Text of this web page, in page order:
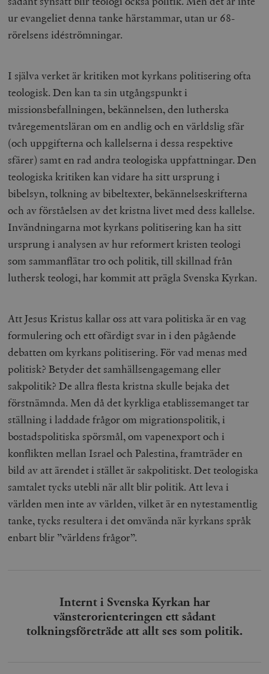
ur evangeliet denna tanke härstammar, utan ur 68-
rörelsens idéströmningar.
I själva verket är kritiken mot kyrkans politisering ofta
teologisk. Den kan ta sin utgångspunkt i
missionsbefallningen, bekännelsen, den lutherska
tvåregementsläran om en andlig och en världslig sfär
(och uppgifterna och kallelserna i dessa respektive
sfärer) samt en rad andra teologiska uppfattningar. Den
teologiska kritiken kan vidare ha sitt ursprung i
bibelsyn, tolkning av bibeltexter, bekännelseskrifterna
och av förståelsen av det kristna livet med dess kallelse.
Invändningarna mot kyrkans politisering kan ha sitt
ursprung i analysen av hur reformert kristen teologi
som sammanflätar tro och politik, till skillnad från
luthersk teologi, har kommit att prägla Svenska Kyrkan.
Att Jesus Kristus kallar oss att vara politiska är en vag
formulering och ett ofärdigt svar in i den pågående
debatten om kyrkans politisering. För vad menas med
politisk? Betyder det samhällsengagemang eller
sakpolitik? De allra flesta kristna skulle bejaka det
förstnämnda. Men då det kyrkliga etablissemanget tar
ställning i laddade frågor om migrationspolitik, i
bostadspolitiska spörsmål, om vapenexport och i
konflikten mellan Israel och Palestina, framträder en
bild av att ärendet i stället är sakpolitiskt. Det teologiska
samtalet tycks utebli när allt blir politik. Att leva i
världen men inte av världen, vilket är en nytestamentlig
tanke, tycks resultera i det omvända när kyrkans språk
enbart blir ”världens frågor”.
Internt i Svenska Kyrkan har
vänsterorienteringen ett sådant
tolkningsföreträde att allt ses som politik.